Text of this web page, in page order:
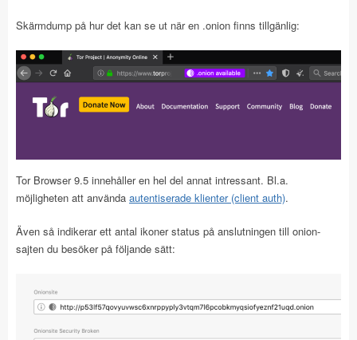
Skärmdump på hur det kan se ut när en .onion finns tillgänlig:
Tor Browser 9.5 innehåller en hel del annat intressant. Bl.a.
möjligheten att använda autentiserade klienter (client auth).
Även så indikerar ett antal ikoner status på anslutningen till onion-
sajten du besöker på följande sätt: